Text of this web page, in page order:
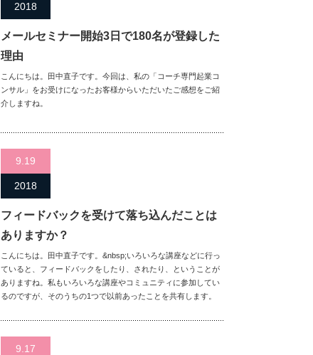
2018
メールセミナー開始3日で180名が登録した
理由
こんにちは。田中直子です。今回は、私の「コーチ専門起業コ
ンサル」をお受けになったお客様からいただいたご感想をご紹
介しますね。
9.19
2018
フィードバックを受けて落ち込んだことは
ありますか？
こんにちは。田中直子です。&nbsp;いろいろな講座などに行っ
ていると、フィードバックをしたり、されたり、ということが
ありますね。私もいろいろな講座やコミュニティに参加してい
るのですが、そのうちの1つで以前あったことを共有します。
9.17